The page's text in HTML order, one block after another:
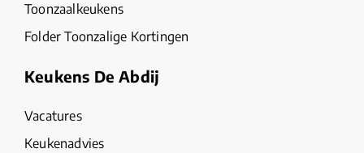
Toonzaalkeukens
Folder Toonzalige Kortingen
Keukens De Abdij
Vacatures
Keukenadvies